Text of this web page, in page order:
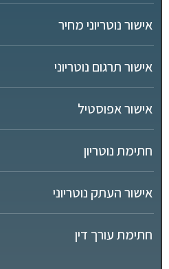
אישור נוטריוני מחיר
אישור תרגום נוטריוני
אישור אפוסטיל
חתימת נוטריון
אישור העתק נוטריוני
חתימת עורך דין